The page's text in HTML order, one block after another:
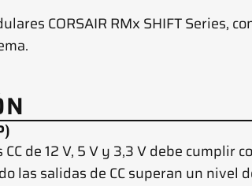
CORSAIR RMx SHIFT Series,
de 12 V, 5 V y 3,3 V debe cumplir
las salidas de CC superan un nivel